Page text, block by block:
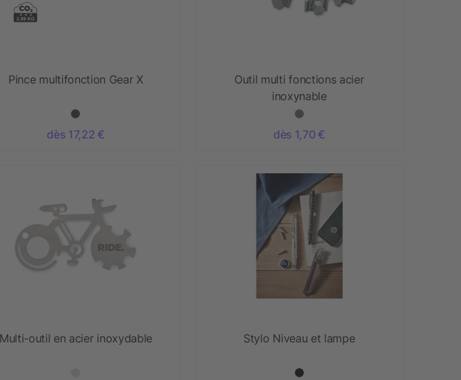
Pince multifonction Gear X
dès 17,22 €
Outil multi fonctions acier
inoxynable
dès 1,70 €
Multi-outil en acier inoxydable Stylo Niveau et lampe